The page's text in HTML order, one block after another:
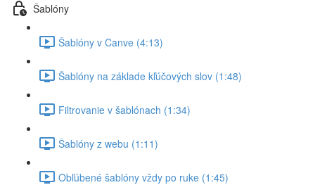
Šablóny
Šablóny v Canve (4:13)
Šablóny na základe kľúčových slov (1:48)
Filtrovanie v šablónach (1:34)
Šablóny z webu (1:11)
Obľúbené šablóny vždy po ruke (1:45)